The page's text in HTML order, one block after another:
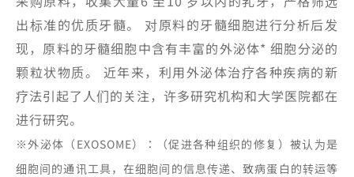
出标准的优质牙髓。 对原料的牙髓细胞进行分析后发
现，原料的牙髓细胞中含有丰富的外泌体* 细胞分泌的
颗粒状物质。 近年来，利用外泌体治疗各种疾病的新
疗法引起了人们的关注，许多研究机构和大学医院都在
进行研究。
※外泌体（EXOSOME）：（促进各种组织的修复）被认为是
细胞间的通讯工具，在细胞间的信息传递、致病蛋白的转运等